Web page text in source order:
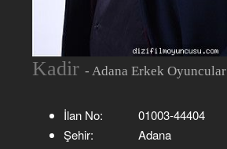
Kadir- Adana Erkek Oyuncular
İlan No:
01003-44404
Şehir:
Adana